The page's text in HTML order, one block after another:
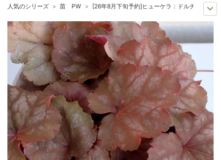
人気のシリーズ 苗 PW
[26年8月下旬予約]ヒューケラ：ドルチェ スウ
8月下旬予約
苗 カラーリーフ・葉物 [26年8月下旬予約]ヒューケラ：